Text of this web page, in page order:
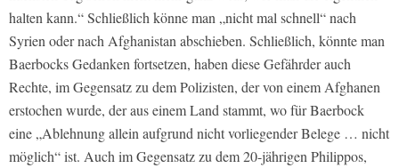
halten kann.“ Schließlich könne man „nicht mal schnell“ nach
Syrien oder nach Afghanistan abschieben. Schließlich, könnte man
Baerbocks Gedanken fortsetzen, haben diese Gefährder auch
Rechte, im Gegensatz zu dem Polizisten, der von einem Afghanen
erstochen wurde, der aus einem Land stammt, wo für Baerbock
eine „Ablehnung allein aufgrund nicht vorliegender Belege … nicht
möglich“ ist. Auch im Gegensatz zu dem 20-jährigen Philippos,